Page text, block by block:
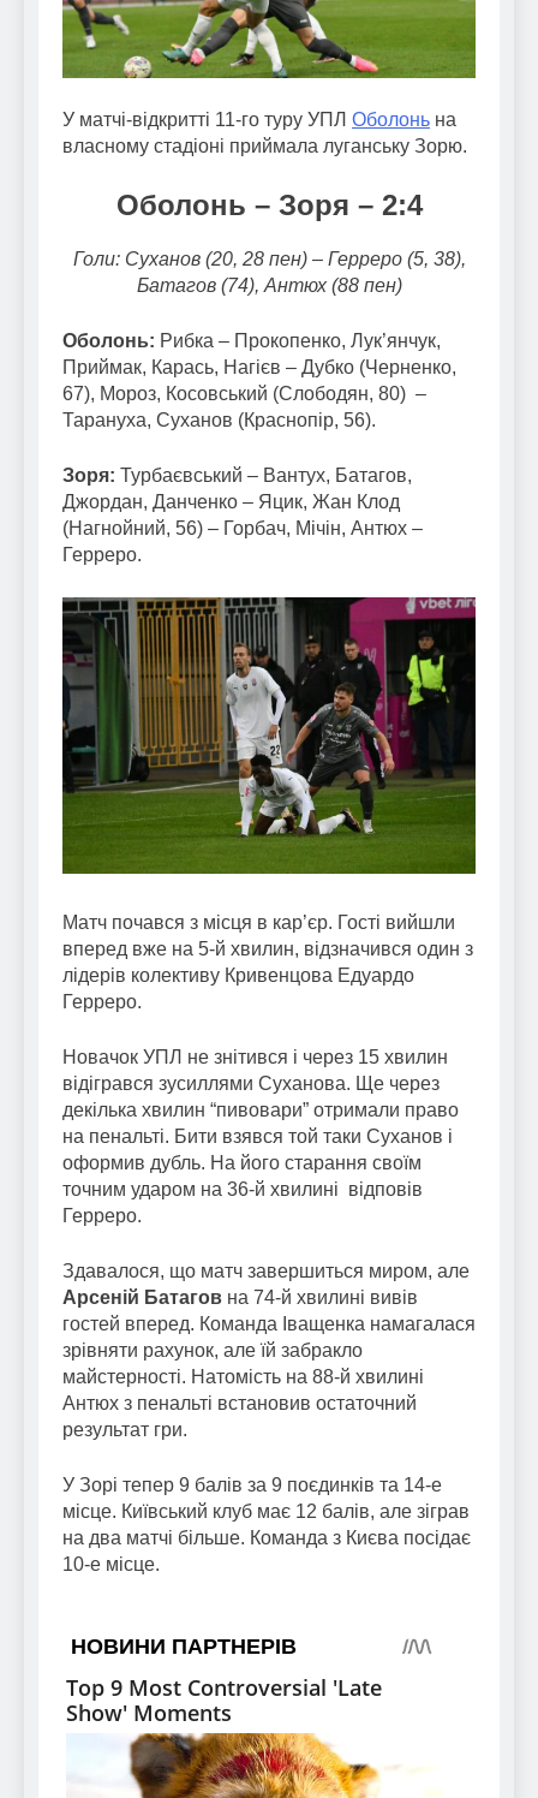
У матчі-відкритті 11-го туру УПЛ Оболонь на
власному стадіоні приймала луганську Зорю.
Оболонь – Зоря – 2:4
Голи: Суханов (20, 28 пен) – Герреро (5, 38),
Батагов (74), Антюх (88 пен)
Оболонь: Рибка – Прокопенко, Лук’янчук,
Приймак, Карась, Нагієв – Дубко (Черненко,
67), Мороз, Косовський (Слободян, 80) –
Тарануха, Суханов (Краснопір, 56).
Зоря: Турбаєвський – Вантух, Батагов,
Джордан, Данченко – Яцик, Жан Клод
(Нагнойний, 56) – Горбач, Мічін, Антюх –
Герреро.
Матч почався з місця в кар’єр. Гості вийшли
вперед вже на 5-й хвилин, відзначився один з
лідерів колективу Кривенцова Едуардо
Герреро.
Новачок УПЛ не знітився і через 15 хвилин
відігрався зусиллями Суханова. Ще через
декілька хвилин “пивовари” отримали право
на пенальті. Бити взявся той таки Суханов і
оформив дубль. На його старання своїм
точним ударом на 36-й хвилині відповів
Герреро.
Здавалося, що матч завершиться миром, але
Арсеній Батагов на 74-й хвилині вивів
гостей вперед. Команда Іващенка намагалася
зрівняти рахунок, але їй забракло
майстерності. Натомість на 88-й хвилині
Антюх з пенальті встановив остаточний
результат гри.
У Зорі тепер 9 балів за 9 поєдинків та 14-е
місце. Київський клуб має 12 балів, але зіграв
на два матчі більше. Команда з Києва посідає
10-е місце.